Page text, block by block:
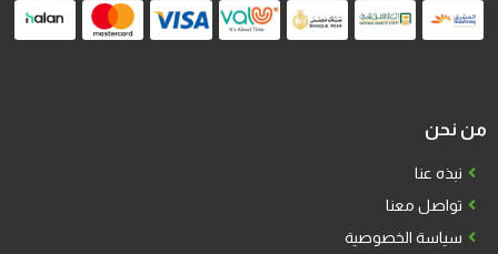
من نحن
نبذه عنا
تواصل معنا
سياسة الخصوصية